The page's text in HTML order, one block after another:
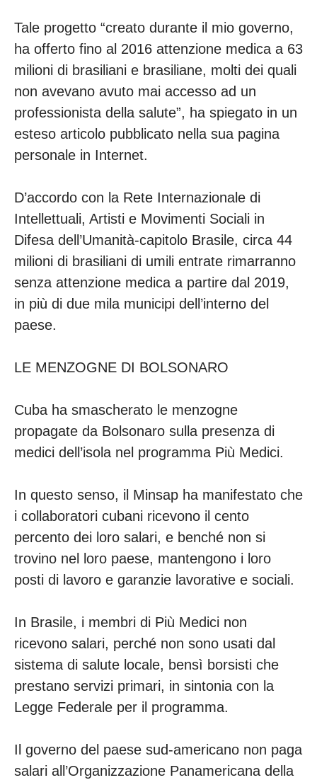
Tale progetto “creato durante il mio governo,
ha offerto fino al 2016 attenzione medica a 63
milioni di brasiliani e brasiliane, molti dei quali
non avevano avuto mai accesso ad un
professionista della salute”, ha spiegato in un
esteso articolo pubblicato nella sua pagina
personale in Internet.
D’accordo con la Rete Internazionale di
Intellettuali, Artisti e Movimenti Sociali in
Difesa dell’Umanità-capitolo Brasile, circa 44
milioni di brasiliani di umili entrate rimarranno
senza attenzione medica a partire dal 2019,
in più di due mila municipi dell’interno del
paese.
LE MENZOGNE DI BOLSONARO
Cuba ha smascherato le menzogne
propagate da Bolsonaro sulla presenza di
medici dell’isola nel programma Più Medici.
In questo senso, il Minsap ha manifestato che
i collaboratori cubani ricevono il cento
percento dei loro salari, e benché non si
trovino nel loro paese, mantengono i loro
posti di lavoro e garanzie lavorative e sociali.
In Brasile, i membri di Più Medici non
ricevono salari, perché non sono usati dal
sistema di salute locale, bensì borsisti che
prestano servizi primari, in sintonia con la
Legge Federale per il programma.
Il governo del paese sud-americano non paga
salari all’Organizzazione Panamericana della